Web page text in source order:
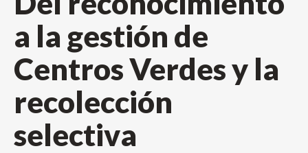
a la gestión de
Centros Verdes y la
recolección
selectiva